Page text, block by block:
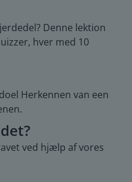
Denne lektion
hver med 10
Herkennen van een
ved hjælp af vores